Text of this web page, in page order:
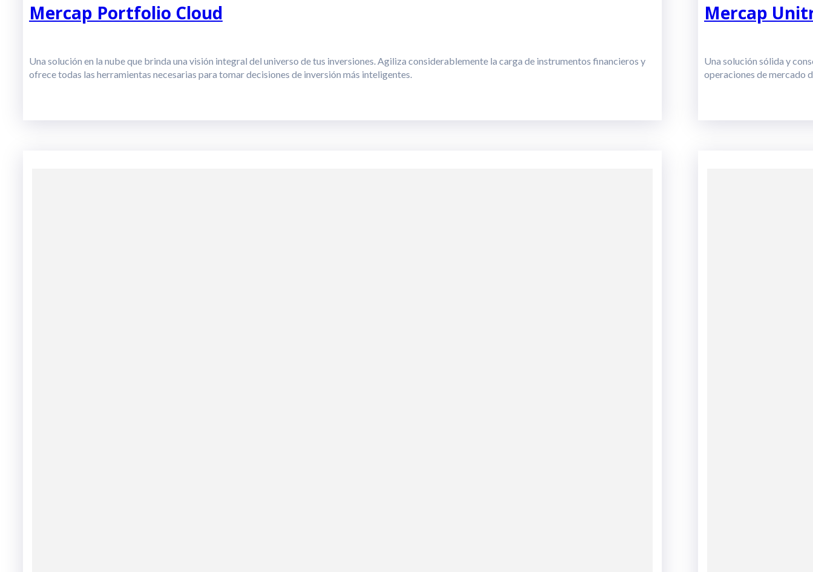
Mercap Portfolio Cloud
Una solución en la nube que brinda una visión integral del universo de tus inversiones. Agiliza considerablemente la carga de instrumentos financieros y
ofrece todas las herramientas necesarias para tomar decisiones de inversión más inteligentes.
Mercap
Una solución sólida y
operaciones de mercado